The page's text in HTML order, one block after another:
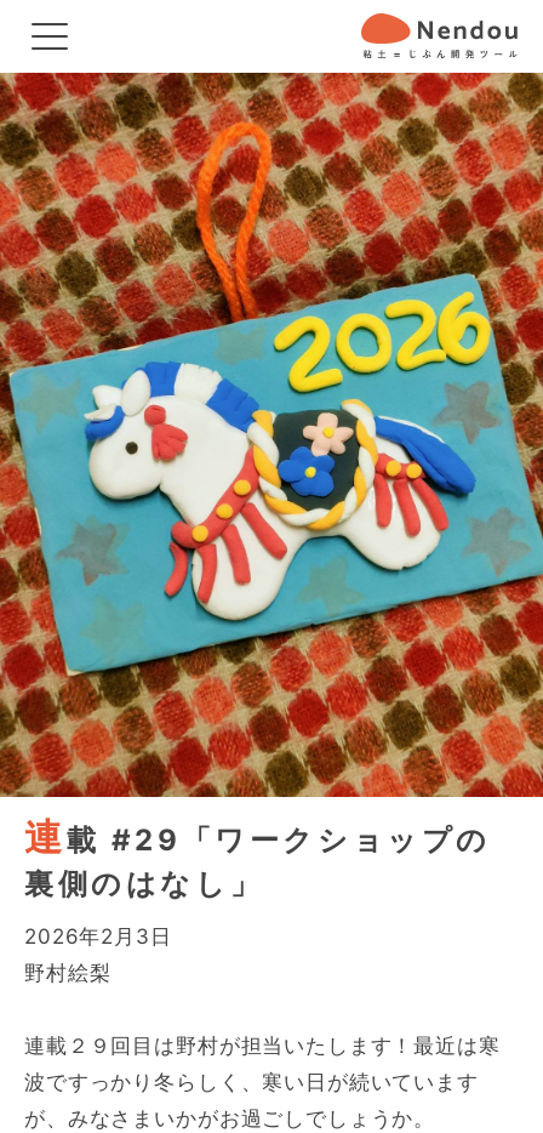
連載 #29「ワークショップの
裏側のはなし」
2026年2月3日
野村絵梨
連載２９回目は野村が担当いたします！最近は寒
波ですっかり冬らしく、寒い日が続いています
が、みなさまいかがお過ごしでしょうか。